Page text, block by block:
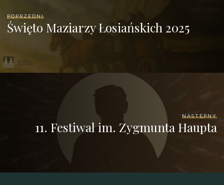
POPRZEDNI
Święto Maziarzy Łosiańskich 2025
NASTĘPNY
11. Festiwal im. Zygmunta Haupta